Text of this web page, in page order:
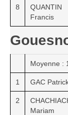
8
QUANTIN
Francis
Moyenne :
1 GAC
2
Mariam